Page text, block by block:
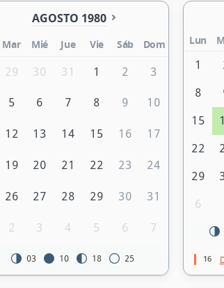
AGOSTO 1980
Mar Mié Jue Vie Sáb Dom
29 30 31 1 2 3
5 6 7 8 9 10
12 13 14 15 16 17
19 20 21 22 23 24
26 27 28 29 30 31
2 3 4 5 6 7
03 10 18 25
Lun
1
8
15
22
29
6
16